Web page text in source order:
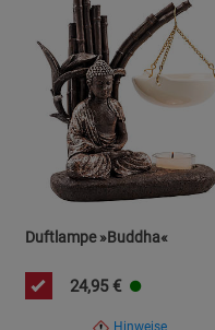
Verbrauch umweltgerecht
da Feuchtigkeit
Duftlampe »Buddha«
24,95 €